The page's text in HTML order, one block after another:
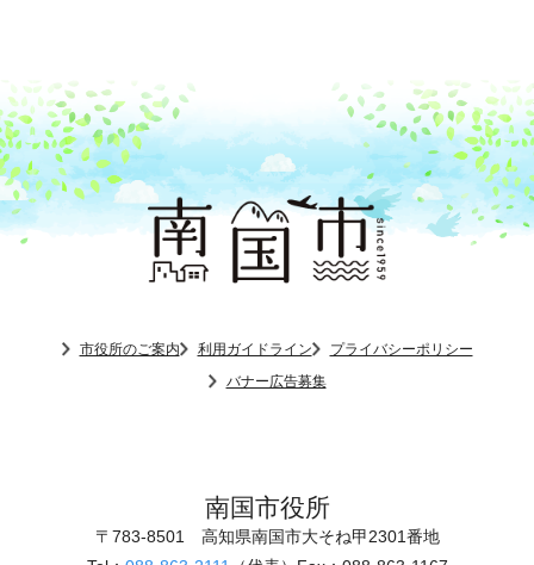
市役所のご案内 利用ガイドライン
プライバシーポリシー
バナー広告募集
南国市役所
〒783-8501 高知県南国市大そね甲2301番地